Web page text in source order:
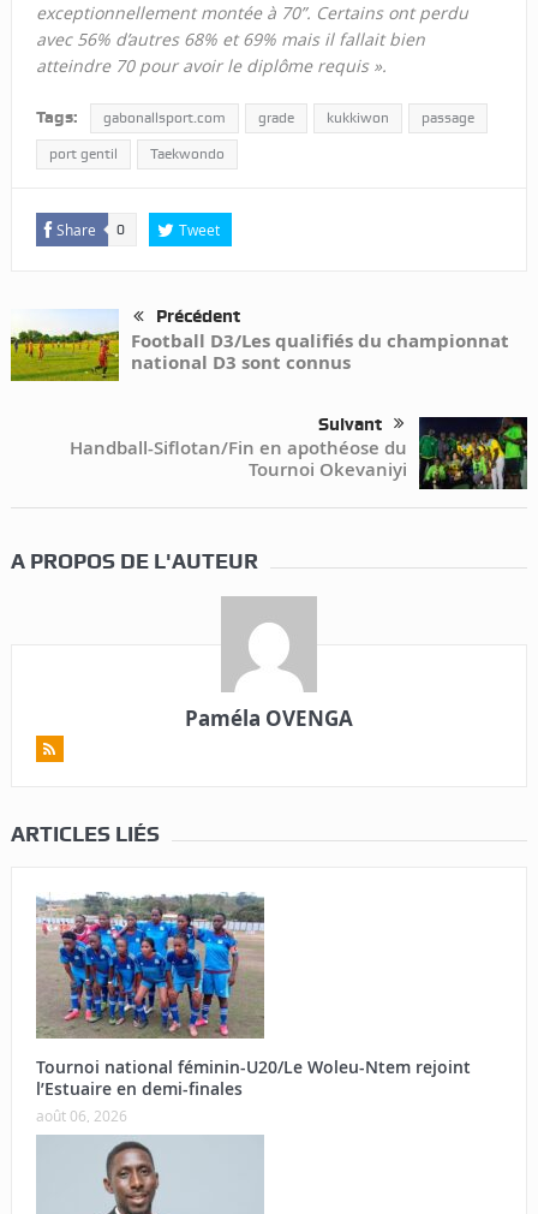
exceptionnellement montée à 70”. Certains ont perdu
avec 56% d’autres 68% et 69% mais il fallait bien
atteindre 70 pour avoir le diplôme requis ».
Tags: gabonallsport.com grade kukkiwon passage
port gentil Taekwondo
Share 0 Tweet
Précédent
Football D3/Les qualifiés du championnat
national D3 sont connus
Suivant
Handball-Siflotan/Fin en apothéose du
Tournoi Okevaniyi
A PROPOS DE L'AUTEUR
Paméla OVENGA
ARTICLES LIÉS
Tournoi national féminin-U20/Le Woleu-Ntem rejoint
l’Estuaire en demi-finales
août 06, 2026